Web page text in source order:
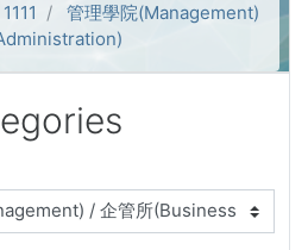
1111
管理學院(Management)